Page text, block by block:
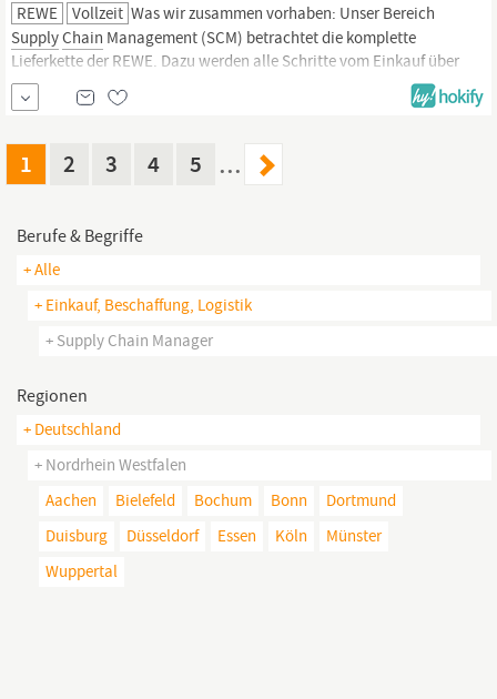
REWE Vollzeit Was wir zusammen vorhaben: Unser Bereich
SupplyChain Management (SCM) betrachtet die komplette
Lieferkette der REWE. Dazu werden alle Schritte vom Einkauf über
die Logistik und den Vertrieb bis hin zur Kasse durchleuchtet. Ziel
ist es, den Gesamtprozess zu optimieren und dadurch eine höhere
1 2 3 4 5 …
Berufe & Begriffe
+ Alle
+ Einkauf, Beschaffung, Logistik
+ Supply Chain Manager
Regionen
+ Deutschland
+ Nordrhein Westfalen
Aachen
Bielefeld Bochum Bonn
Dortmund
Duisburg
Düsseldorf Essen Köln
Münster
Wuppertal